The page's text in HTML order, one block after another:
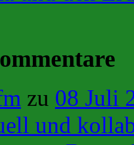
zu 08 Juli
und